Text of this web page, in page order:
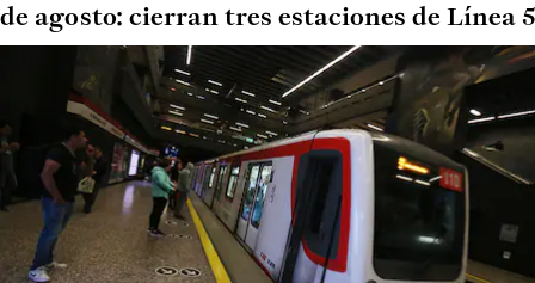
de agosto: cierran tres estaciones de Línea 5